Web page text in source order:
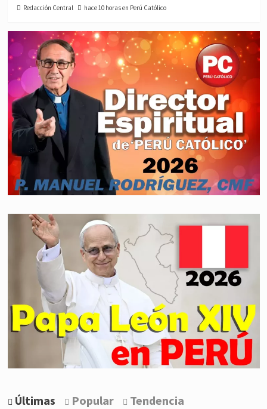
Redacción Central hace 10 horas en Perú Católico
Últimas Popular Tendencia